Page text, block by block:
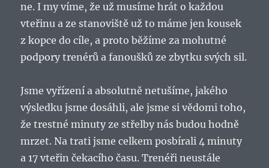
ne. I my víme, že už musíme hrát o každou
vteřinu a ze stanoviště už to máme jen kousek
z kopce do cíle, a proto běžíme za mohutné
podpory trenérů a fanoušků ze zbytku svých sil.
Jsme vyřízení a absolutně netušíme, jakého
výsledku jsme dosáhli, ale jsme si vědomi toho,
že trestné minuty ze střelby nás budou hodně
mrzet. Na trati jsme celkem posbírali 4 minuty
a 17 vteřin čekacího času. Trenéři neustále